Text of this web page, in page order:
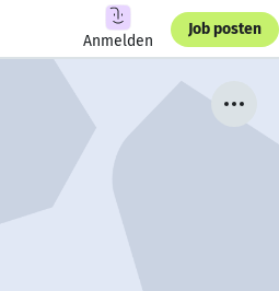
Anmelden
Job posten